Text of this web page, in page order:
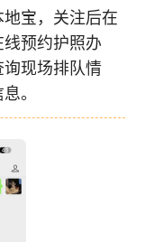
宝，关注后在
预约护照办
现场排队情
。